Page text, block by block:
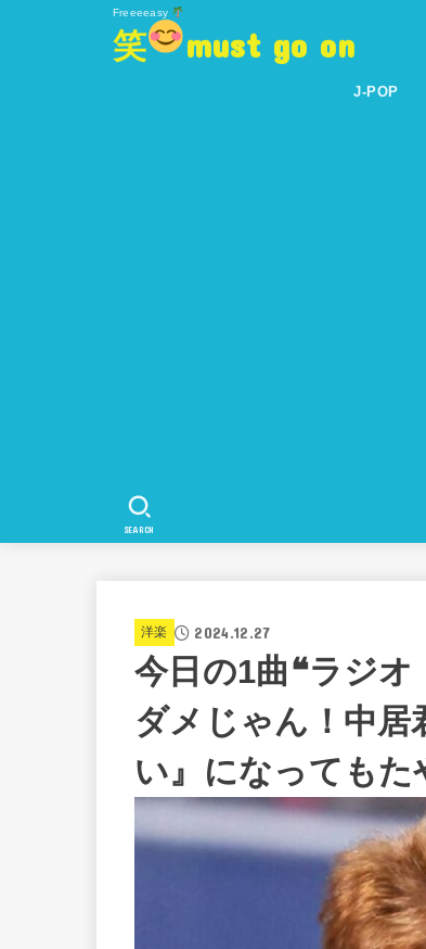
Freeeeasy
笑 must go on
J-POP
SEARCH
洋楽 2024.12.27
今日の1曲❝ラジオ
ダメじゃん！中居
い』になってもた